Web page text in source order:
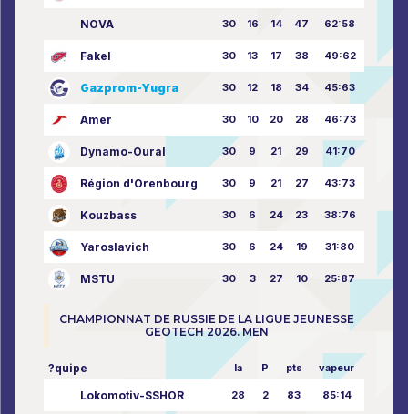
NOVA 30 16 14 47 62:58
Fakel 30 13 17 38 49:62
Gazprom-Yugra 30 12 18 34 45:63
Amer 30 10 20 28 46:73
Dynamo-Oural 30 9 21 29 41:70
Région d'Orenbourg 30 9 21 27 43:73
Kouzbass 30 6 24 23 38:76
Yaroslavich 30 6 24 19 31:80
MSTU 30 3 27 10 25:87
CHAMPIONNAT DE RUSSIE DE LA LIGUE JEUNESSE
GEOTECH 2026. MEN
?quipe la P pts vapeur
Lokomotiv-SSHOR 28 2 83 85:14